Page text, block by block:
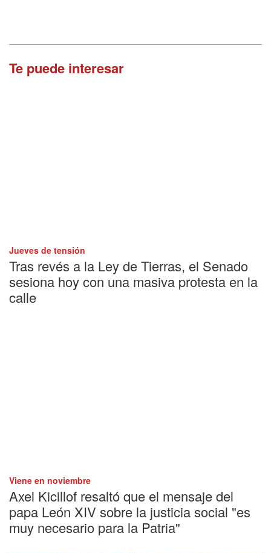
Te puede interesar
Jueves de tensión
Tras revés a la Ley de Tierras, el Senado
sesiona hoy con una masiva protesta en la
calle
Viene en noviembre
Axel Kicillof resaltó que el mensaje del
papa León XIV sobre la justicia social "es
muy necesario para la Patria"